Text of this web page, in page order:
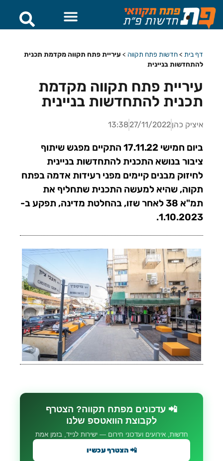
דף בית >חדשות פתח תקווה > עיריית פתח תקווה מקדמת תכנית
להתחדשות בניינית
עיריית פתח תקווה מקדמת
תכנית להתחדשות בניינית
איציק כהן27/11/2022
13:38
ביום חמישי 17.11.22 התקיים מפגש שיתוף
ציבור בנושא התכנית להתחדשות בניינית
לחיזוק מבנים קיימים מפני רעידות אדמה בפתח
תקוה, שהיא למעשה התכנית שתחליף את
תמ"א 38 לאחר שזו, בהחלטת מדינה, תפקע ב-
1.10.2023.
📲 עדכונים מפתח תקווה? הצטרף
לקבוצת הוואטספ שלנו
חדשות, אירועים ועדכוני חירום — ישירות לנייד, בזמן אמת
📲 הצטרף עכשיו